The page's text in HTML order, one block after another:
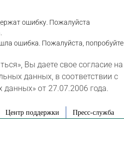
ошибку. Пожалуйста
ошибка. Пожалуйста, попробуйте
Вы даете свое согласие на
данных, в соответствии с
от 27.07.2006 года.
Центр поддержки Пресс-служба